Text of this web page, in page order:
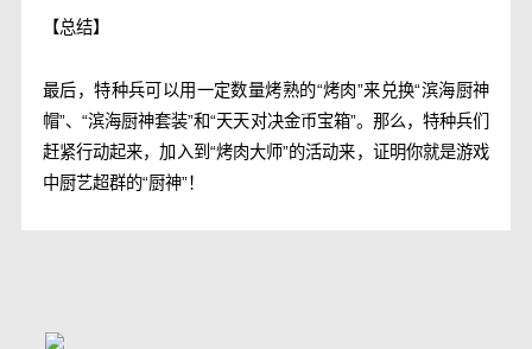
【总结】
最后，特种兵可以用一定数量烤熟的“烤肉”来兑换“滨海厨神
帽”、“滨海厨神套装”和“天天对决金币宝箱”。那么，特种兵们
赶紧行动起来，加入到“烤肉大师”的活动来，证明你就是游戏
中厨艺超群的“厨神”！